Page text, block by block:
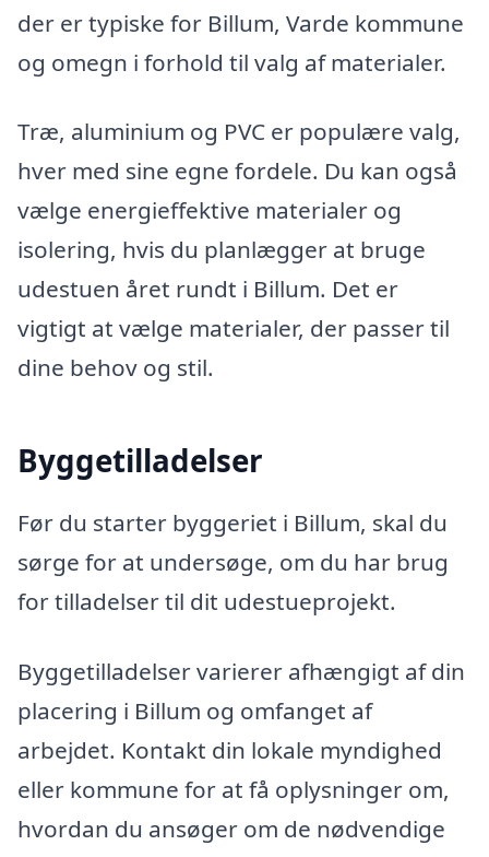
der er typiske for Billum, Varde kommune
og omegn i forhold til valg af materialer.
Træ, aluminium og PVC er populære valg,
hver med sine egne fordele. Du kan også
vælge energieffektive materialer og
isolering, hvis du planlægger at bruge
udestuen året rundt i Billum. Det er
vigtigt at vælge materialer, der passer til
dine behov og stil.
Byggetilladelser
Før du starter byggeriet i Billum, skal du
sørge for at undersøge, om du har brug
for tilladelser til dit udestueprojekt.
Byggetilladelser varierer afhængigt af din
placering i Billum og omfanget af
arbejdet. Kontakt din lokale myndighed
eller kommune for at få oplysninger om,
hvordan du ansøger om de nødvendige